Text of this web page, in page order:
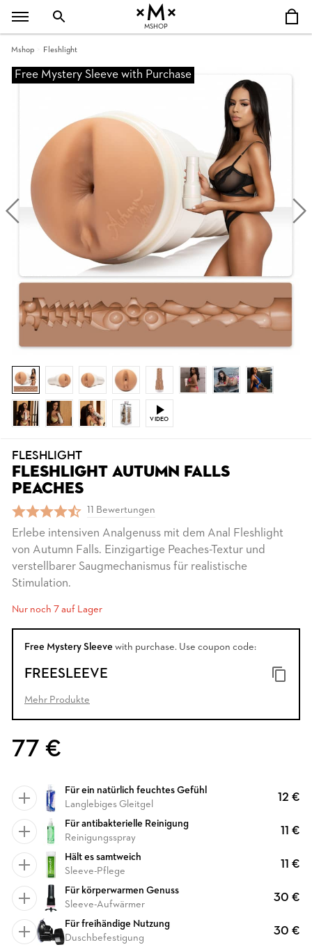
MSHOP
Mshop Fleshlight
Free Mystery Sleeve with Purchase
VIDEO
FLESHLIGHT
FLESHLIGHT AUTUMN FALLS
PEACHES
11 Bewertungen
Erlebe intensiven Analgenuss mit dem Anal Fleshlight
von Autumn Falls. Einzigartige Peaches-Textur und
verstellbarer Saugmechanismus für realistische
Stimulation.
Nur noch 7 auf Lager
Free Mystery Sleeve with purchase. Use coupon code:
FREESLEEVE
Mehr Produkte
77 €
Für ein natürlich feuchtes Gefühl
Langlebiges Gleitgel
12 €
Für antibakterielle Reinigung
Reinigungsspray
11 €
Hält es samtweich
Sleeve-Pflege
11 €
Für körperwarmen Genuss
Sleeve-Aufwärmer
30 €
Für freihändige Nutzung
Duschbefestigung
30 €